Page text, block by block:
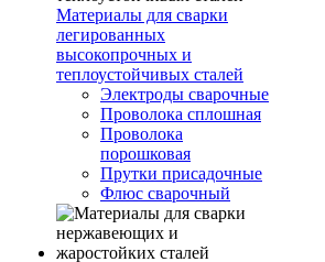
Материалы для сварки
легированных
высокопрочных и
теплоустойчивых сталей
Электроды сварочные
Проволока сплошная
Проволока
порошковая
Прутки присадочные
Флюс сварочный